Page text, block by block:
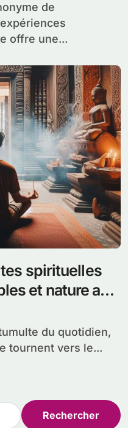
offre une...
spirituelles
et nature au
tournent vers le...